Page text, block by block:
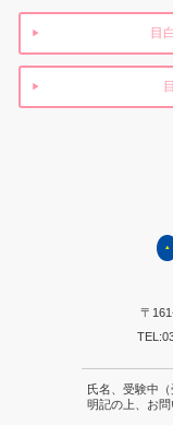
目
〒
氏名、受験中
明記の上、お問